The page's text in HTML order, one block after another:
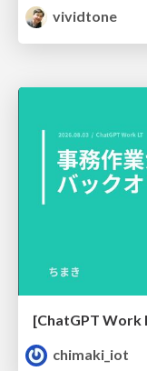
vividtone
chimaki_iot